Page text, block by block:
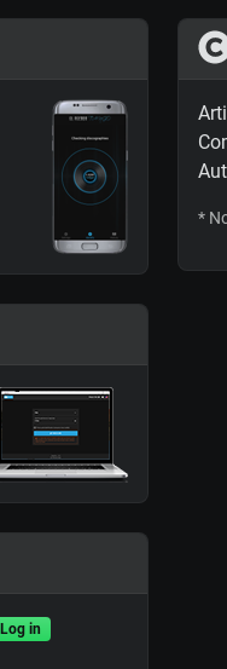
Log in
*